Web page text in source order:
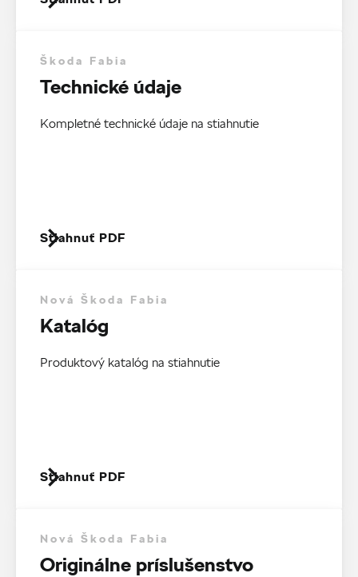
Škoda Fabia
Technické údaje
Kompletné technické údaje na stiahnutie
Stiahnuť PDF
Nová Škoda Fabia
Katalóg
Produktový katalóg na stiahnutie
Stiahnuť PDF
Nová Škoda Fabia
Originálne príslušenstvo